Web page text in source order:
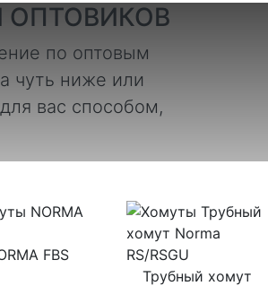
ОПТОВИКОВ
по оптовым
чуть ниже или
вас способом,
FBS
Трубный хомут